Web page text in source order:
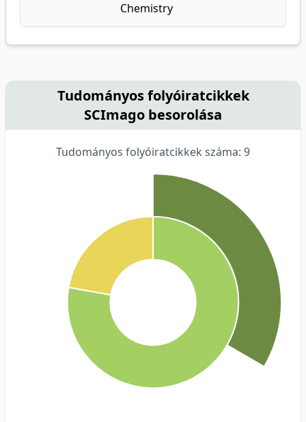
Chemistry
Tudományos folyóiratcikkek
SCImago besorolása
Tudományos folyóiratcikkek száma: 9